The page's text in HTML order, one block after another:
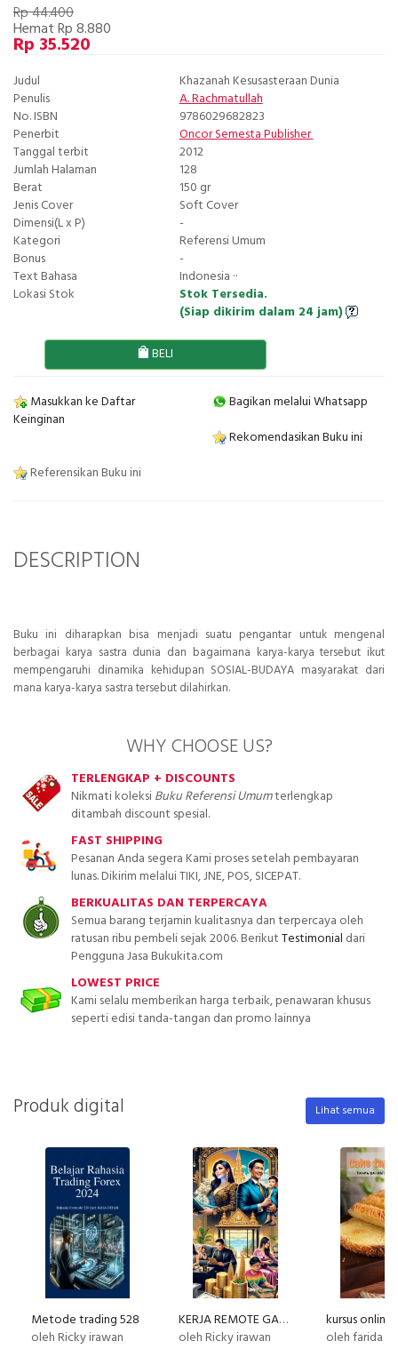
Rp 44.400
Hemat Rp 8.880
Rp 35.520
Judul
Khazanah Kesusasteraan Dunia
Penulis
A. Rachmatullah
No. ISBN
9786029682823
Penerbit
Oncor Semesta Publisher
Tanggal terbit
2012
Jumlah Halaman
128
Berat
150 gr
Jenis Cover
Soft Cover
Dimensi(L x P)
-
Kategori
Referensi Umum
Bonus
-
Text Bahasa
Indonesia ··
Lokasi Stok
Stok Tersedia.
(Siap dikirim dalam 24 jam)
BELI
Masukkan ke Daftar
Keinginan
Bagikan melalui Whatsapp
Rekomendasikan Buku ini
Referensikan Buku ini
DESCRIPTION
Buku ini diharapkan bisa menjadi suatu pengantar untuk mengenal
berbagai karya sastra dunia dan bagaimana karya-karya tersebut ikut
mempengaruhi dinamika kehidupan SOSIAL-BUDAYA masyarakat dari
mana karya-karya sastra tersebut dilahirkan.
WHY CHOOSE US?
TERLENGKAP + DISCOUNTS
Nikmati koleksiBuku Referensi Umumterlengkap
ditambah discount spesial.
FAST SHIPPING
Pesanan Anda segera Kami proses setelah pembayaran
lunas. Dikirim melalui TIKI, JNE, POS, SICEPAT.
BERKUALITAS DAN TERPERCAYA
Semua barang terjamin kualitasnya dan terpercaya oleh
ratusan ribu pembeli sejak 2006. BerikutTestimonial dari
Pengguna Jasa Bukukita.com
LOWEST PRICE
Kami selalu memberikan harga terbaik, penawaran khusus
seperti edisi tanda-tangan dan promo lainnya
Produk digital Lihat semua
Metode trading 528
oleh Ricky irawan
KERJA REMOTE GAJI PULUHAN JUTA TANPA INTERVIEW
oleh Ricky irawan
oleh farida